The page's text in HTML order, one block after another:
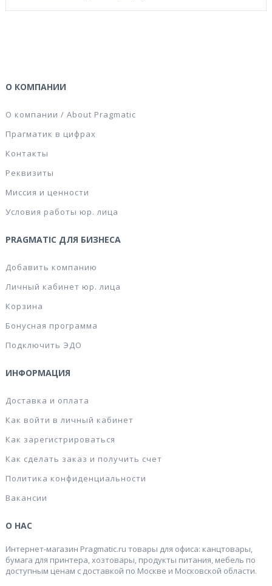
О КОМПАНИИ
О компании / About Pragmatic
Прагматик в цифрах
Контакты
Реквизиты
Миссия и ценности
Условия работы юр. лица
PRAGMATIC ДЛЯ БИЗНЕСА
Добавить компанию
Личный кабинет юр. лица
Корзина
Бонусная программа
Подключить ЭДО
ИНФОРМАЦИЯ
Доставка и оплата
Как войти в личный кабинет
Как зарегистрироваться
Как сделать заказ и получить счет
Политика конфиденциальности
Вакансии
О НАС
Интернет-магазин Pragmatic.ru товары для офиса: канцтовары,
бумага для принтера, хозтовары, продукты питания, мебель по
доступным ценам с доставкой по Москве и Московской области.